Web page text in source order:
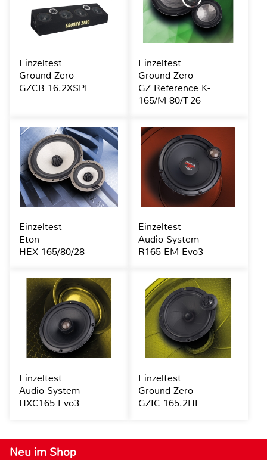
Neu im Shop
Einzeltest
Ground Zero
GZCB 16.2XSPL
Einzeltest
Ground Zero
GZ Reference K-
165/M-80/T-26
Einzeltest
Eton
HEX 165/80/28
Einzeltest
Audio System
R165 EM Evo3
Einzeltest
Audio System
HXC165 Evo3
Einzeltest
Ground Zero
GZIC 165.2HE